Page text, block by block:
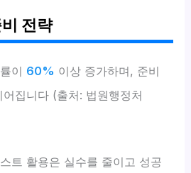
전략
이 60% 이상 증가하며, 준비
집니다 (출처: 법원행정처
트 활용은 실수를 줄이고 성공